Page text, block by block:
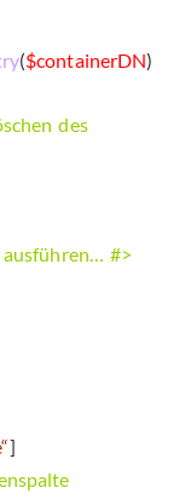
($containerDN)
des
#>
]